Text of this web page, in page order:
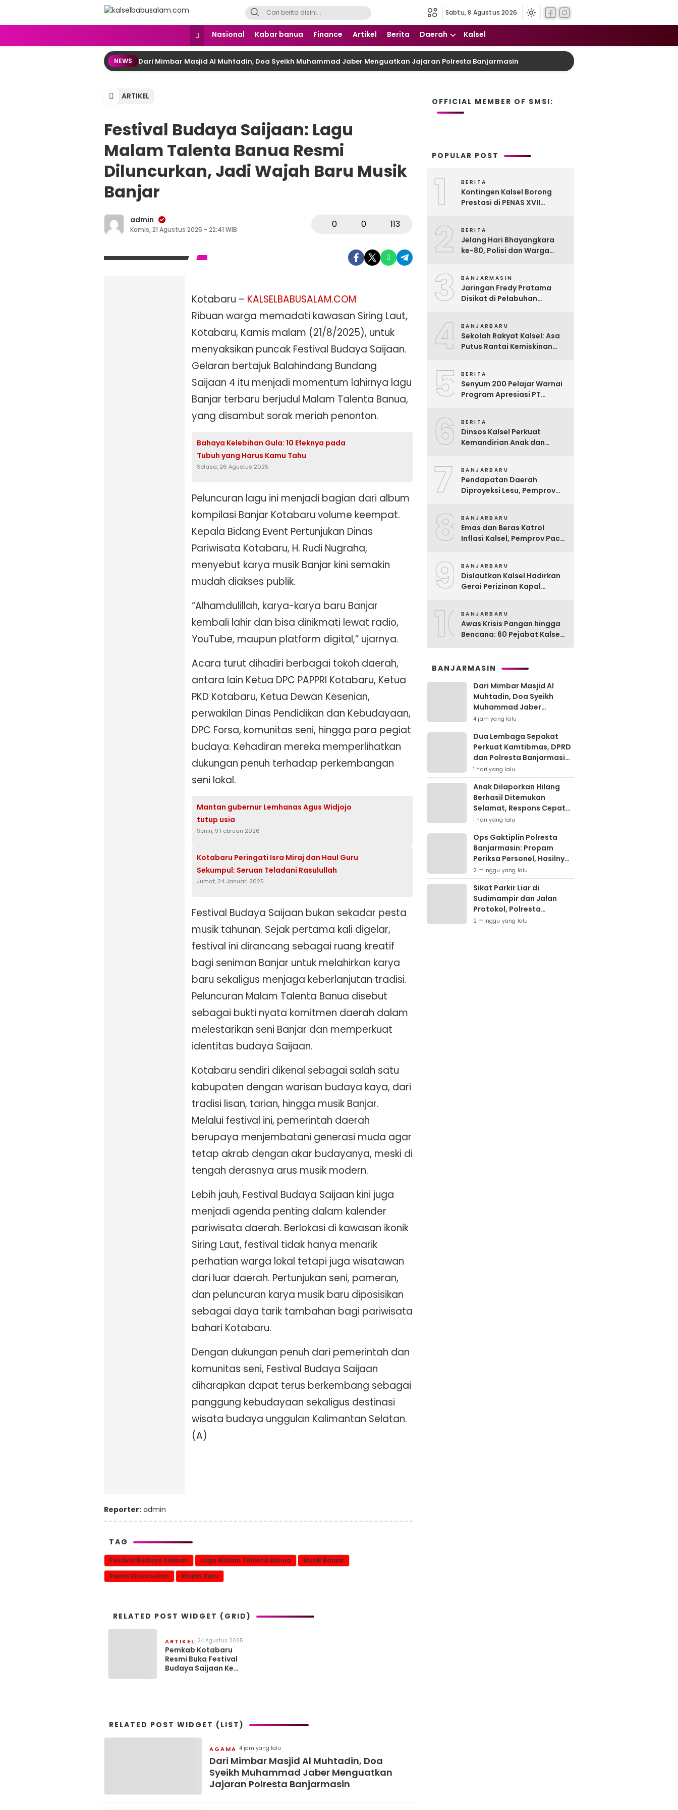
Menyuarakan Kalsel, Menginspirasi Nusantara
Sabtu, 8 Agustus 2026
Nasional Kabar banua Finance Artikel Berita Daerah Kalsel
NEWS Dari Mimbar Masjid Al Muhtadin, Doa Syeikh Muhammad Jaber Menguatkan Jajaran Polresta Banjarmasin Sabu 13 Gram
ARTIKEL
Festival Budaya Saijaan: Lagu
Malam Talenta Banua Resmi
Diluncurkan, Jadi Wajah Baru Musik
Banjar
admin
Kamis, 21 Agustus 2025 - 22:41 WIB 0 0 113
Kotabaru – KALSELBABUSALAM.COM
Ribuan warga memadati kawasan Siring Laut,
Kotabaru, Kamis malam (21/8/2025), untuk
menyaksikan puncak Festival Budaya Saijaan.
Gelaran bertajuk Balahindang Bundang
Saijaan 4 itu menjadi momentum lahirnya lagu
Banjar terbaru berjudul Malam Talenta Banua,
yang disambut sorak meriah penonton.
Bahaya Kelebihan Gula: 10 Efeknya pada
Tubuh yang Harus Kamu Tahu
Selasa, 26 Agustus 2025
Peluncuran lagu ini menjadi bagian dari album
kompilasi Banjar Kotabaru volume keempat.
Kepala Bidang Event Pertunjukan Dinas
Pariwisata Kotabaru, H. Rudi Nugraha,
menyebut karya musik Banjar kini semakin
mudah diakses publik.
“Alhamdulillah, karya-karya baru Banjar
kembali lahir dan bisa dinikmati lewat radio,
YouTube, maupun platform digital,” ujarnya.
Acara turut dihadiri berbagai tokoh daerah,
antara lain Ketua DPC PAPPRI Kotabaru, Ketua
PKD Kotabaru, Ketua Dewan Kesenian,
perwakilan Dinas Pendidikan dan Kebudayaan,
DPC Forsa, komunitas seni, hingga para pegiat
budaya. Kehadiran mereka memperlihatkan
dukungan penuh terhadap perkembangan
seni lokal.
Mantan gubernur Lemhanas Agus Widjojo
tutup usia
Senin, 9 Februari 2026
Kotabaru Peringati Isra Miraj dan Haul Guru
Sekumpul: Seruan Teladani Rasulullah
Jumat, 24 Januari 2025
Festival Budaya Saijaan bukan sekadar pesta
musik tahunan. Sejak pertama kali digelar,
festival ini dirancang sebagai ruang kreatif
bagi seniman Banjar untuk melahirkan karya
baru sekaligus menjaga keberlanjutan tradisi.
Peluncuran Malam Talenta Banua disebut
sebagai bukti nyata komitmen daerah dalam
melestarikan seni Banjar dan memperkuat
identitas budaya Saijaan.
Kotabaru sendiri dikenal sebagai salah satu
kabupaten dengan warisan budaya kaya, dari
tradisi lisan, tarian, hingga musik Banjar.
Melalui festival ini, pemerintah daerah
berupaya menjembatani generasi muda agar
tetap akrab dengan akar budayanya, meski di
tengah derasnya arus musik modern.
Lebih jauh, Festival Budaya Saijaan kini juga
menjadi agenda penting dalam kalender
pariwisata daerah. Berlokasi di kawasan ikonik
Siring Laut, festival tidak hanya menarik
perhatian warga lokal tetapi juga wisatawan
dari luar daerah. Pertunjukan seni, pameran,
dan peluncuran karya musik baru diposisikan
sebagai daya tarik tambahan bagi pariwisata
bahari Kotabaru.
Dengan dukungan penuh dari pemerintah dan
komunitas seni, Festival Budaya Saijaan
diharapkan dapat terus berkembang sebagai
panggung kebudayaan sekaligus destinasi
wisata budaya unggulan Kalimantan Selatan.
(A)
Reporter: admin
TAG
Festival Budaya Saijaan Lagu Malam Talenta Banua
Musik Banjar
Resmi Diluncurkan
Wajah Baru
RELATED POST WIDGET (GRID)
ARTIKEL 24 Agustus 2025
Pemkab Kotabaru
Resmi Buka Festival
Budaya Saijaan Ke
RELATED POST WIDGET (LIST)
AGAMA 4 jam yang lalu
Dari Mimbar Masjid Al Muhtadin, Doa
Syeikh Muhammad Jaber Menguatkan
Jajaran Polresta Banjarmasin
OFFICIAL MEMBER OF SMSI:
POPULAR POST
1 BERITA
Kontingen Kalsel Borong
Prestasi di PENAS XVII
Juara Nasional
2 BERITA
Jelang Hari Bhayangkara
ke-80, Polisi dan Warga
Penghubung Desa
3 BANJARMASIN
Jaringan Fredy Pratama
Disikat di Pelabuhan
4 BANJARBARU
Sekolah Rakyat Kalsel: Asa
Putus Rantai Kemiskinan
5 BERITA
Senyum 200 Pelajar Warnai
Program Apresiasi PT
6 BERITA
Dinsos Kalsel Perkuat
Kemandirian Anak dan
Mulia Satria
7 BANJARBARU
Pendapatan Daerah
Diproyeksi Lesu, Pemprov
8 BANJARBARU
Emas dan Beras Katrol
Inflasi Kalsel, Pemprov Pacu
9 BANJARBARU
Dislautkan Kalsel Hadirkan
Gerai Perizinan Kapal
Kotabaru
10BANJARBARU
Awas Krisis Pangan hingga
Bencana: 60 Pejabat Kalsel-
Radikal!
BANJARMASIN
Dari Mimbar Masjid Al
Muhtadin, Doa Syeikh
Muhammad Jaber
Menguatkan Jajaran
Polresta Banjarmasin
4 jam yang lalu
Dua Lembaga Sepakat
Perkuat Kamtibmas, DPRD
dan Polresta Banjarmasin
Pertajam Sinergi “Kayuh
Baimbai”
1 hari yang lalu
Anak Dilaporkan Hilang
Berhasil Ditemukan
Selamat, Respons Cepat
Polresta Banjarmasin Tuai
Apresiasi Orang Tua
1 hari yang lalu
Ops Gaktiplin Polresta
Banjarmasin: Propam
Periksa Personel, Hasilnya
Nihil Pelanggaran
2 minggu yang lalu
Sikat Parkir Liar di
Sudimampir dan Jalan
Protokol, Polresta
Banjarmasin Mobilisasi
2 minggu yang lalu